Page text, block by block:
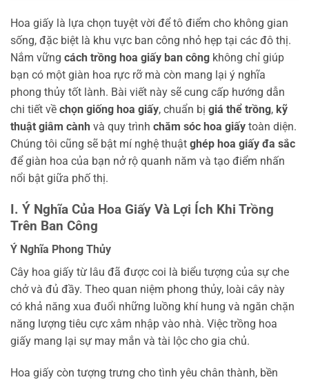
Hoa giấy là lựa chọn tuyệt vời để tô điểm cho không gian
sống, đặc biệt là khu vực ban công nhỏ hẹp tại các đô thị.
Nắm vững cách trồng hoa giấy ban công không chỉ giúp
bạn có một giàn hoa rực rỡ mà còn mang lại ý nghĩa
phong thủy tốt lành. Bài viết này sẽ cung cấp hướng dẫn
chi tiết về chọn giống hoa giấy, chuẩn bị giá thể trồng, kỹ
thuật giâm cành và quy trình chăm sóc hoa giấy toàn diện.
Chúng tôi cũng sẽ bật mí nghệ thuật ghép hoa giấy đa sắc
để giàn hoa của bạn nở rộ quanh năm và tạo điểm nhấn
nổi bật giữa phố thị.
I. Ý Nghĩa Của Hoa Giấy Và Lợi Ích Khi Trồng
Trên Ban Công
Ý Nghĩa Phong Thủy
Cây hoa giấy từ lâu đã được coi là biểu tượng của sự che
chở và đủ đầy. Theo quan niệm phong thủy, loài cây này
có khả năng xua đuổi những luồng khí hung và ngăn chặn
năng lượng tiêu cực xâm nhập vào nhà. Việc trồng hoa
giấy mang lại sự may mắn và tài lộc cho gia chủ.
Hoa giấy còn tượng trưng cho tình yêu chân thành, bền